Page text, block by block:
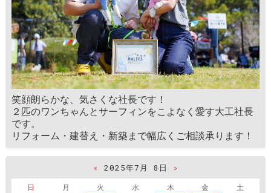
笑顔朗らかな、気さくな社長です！
２匹のワンちゃんとサーフィンをこよなく愛す大工社長
です。
リフォーム・建替え・新築まで幅広くご相談承ります！
« 2025年7月 8日
»
日
月 火 水 木 金
土